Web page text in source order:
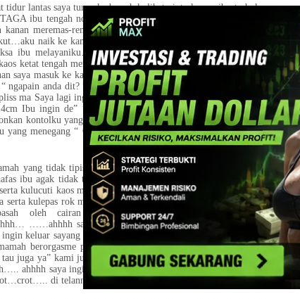
tidur lantas saya turun ke bawah kulihat pintu kamar ibu terbuka
ibu tengah nonton Bf busyettt ibu memainkan memeknya
meremas-remas payudaranya saya begitu bergairah lihat
naik ke kamar serta coba tidur namun tetaplah tak dapat
ibu melayaniku…. jam 01. 30 kuturun ke bwh kuliat ibu
ketat tengah merias diri di depan meja cermin cantik…cantik
saya masuk ke kamar ibu saya kunci pintu dari dalam ceklek..
anda dit? ” “Ma saya ingin bersetubuh dengan Ibu! ” “
ma Saya lagi ingin “ berdebat agak lama lantas Ibu berkata “
Ibu ingin de” “ Ok ma simak saja ndiri mah” ku terlepas
kontolku yang menegang ke arah Ibu “ ini 17cm mah “ Ibu
menegang “ Ok Ibu bakal sampaikan ML padamu sayang
yang tidak tipis seksi serta merah itu kami juga berciuman
ibu agak tidak teratur, sembari ku meremas remas Payudara
kulucuti kaos merahnya serta kuisa isap Teteknya yang keras
kulepas rok mini nya Ibu nyatanya tidak menggunakan Cd
oleh cairan kewanitaanya kujilati memek ibu “
……ahhhh sayang jilat terusss ahhhhh “ ku jilati memek
ingin keluar sayang …hhhh….. ” “ok ma keluarin ajah agar saya
berorgasme pertama kujilati sembari kusedot memek ibu
juga ya” kami juga beralih posisi 69 ibu mengulum kontolku
ahhhh saya ingin keluar nih mah….. ” kuhentikan mengisap
di telannya pejuku oleh ibu,